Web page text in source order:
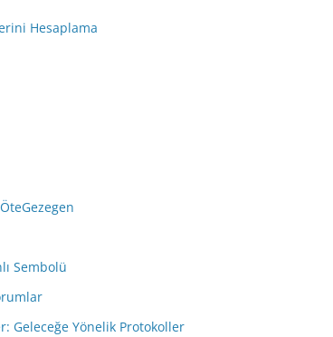
Hesaplama
Sembolü
Geleceğe Yönelik Protokoller